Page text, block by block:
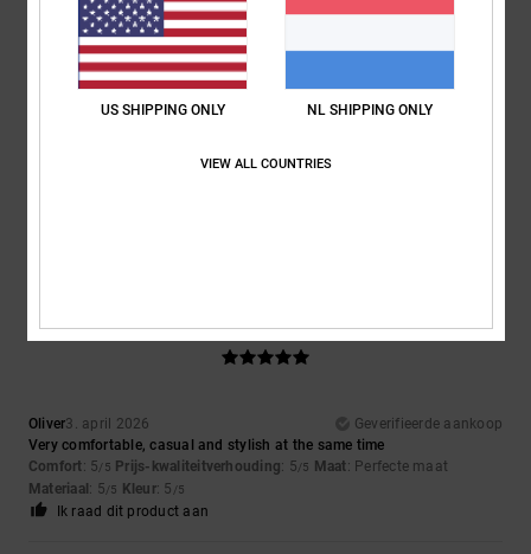
5 /5
Because they're absolutely gorgeous and the price is a steal
Oliver3. april 2026
Geverifieerde aankoop
Very comfortable, casual and stylish at the same time
Comfort: 5/5 Prijs-kwaliteitverhouding: 5/5 Maat: Perfecte maat
Materiaal: 5/5 Kleur: 5 /5
Ik raad dit product aan
US SHIPPING ONLY NL SHIPPING ONLY
VIEW ALL COUNTRIES